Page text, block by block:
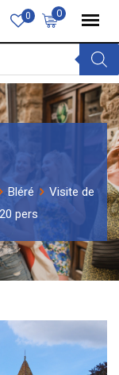
0
0
Bléré
Visite de
pers